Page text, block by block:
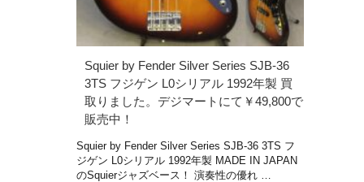
Squier by Fender Silver Series SJB-36
3TS フジゲン L0シリアル 1992年製 買
取りました。デジマートにて￥49,800で
販売中！
Squier by Fender Silver Series SJB-36 3TS フ
ジゲン L0シリアル 1992年製 MADE IN JAPAN
のSquierジャズベース！ 演奏性の優れ …